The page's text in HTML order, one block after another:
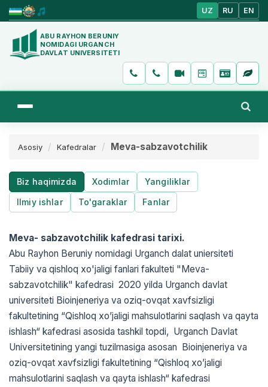
UZ RU EN
ABU RAYHON BERUNIY
NOMIDAGI URGANCH
DAVLAT UNIVERSITETI
Asosiy Kafedralar Meva-sabzavotchilik
Biz haqimizda Xodimlar
Yangiliklar
Ilmiy ishlar
To'garaklar Fanlar
Meva- sabzavotchilik kafedrasi tarixi.
Abu Rayhon Beruniy nomidagi Urganch dalat uniersiteti
Tabiiy va qishloq xo'jaligi fanlari fakulteti "Meva-
sabzavotchilik" kafedrasi 2020 yilda Urganch davlat
universiteti Bioinjeneriya va oziq-ovqat xavfsizligi
fakultetining “Qishloq xo’jaligi mahsulotlarini saqlash va qayta
ishlash“ kafedrasi asosida tashkil topdi, Urganch Davlat
Universitetining yangi tuzilmasiga asosan Bioinjeneriya va
oziq-ovqat xavfsizligi fakultetining “Qishloq xo’jaligi
mahsulotlarini saqlash va qayta ishlash“ kafedrasi